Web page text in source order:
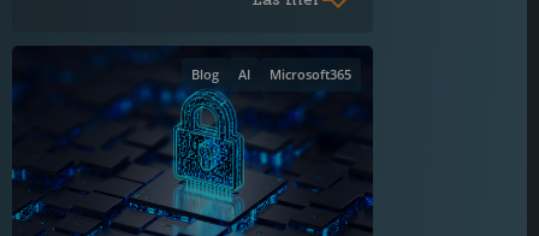
Microsoft365
AI
Blog